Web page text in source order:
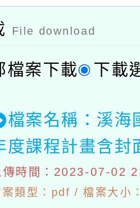
File download
檔案下載 下載
檔案名稱：溪海
度課程計畫含
傳時間：2023-07-02
案類型：pdf / 檔案大小